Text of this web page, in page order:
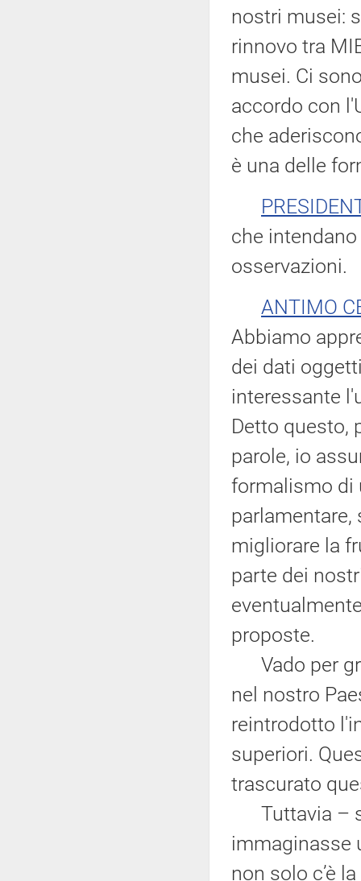
nostri musei:
rinnovo tra
musei. Ci
accordo con
che
è una delle
che
osservazioni.
ANTIMO
Abbiamo
dei dati
interessante
Detto questo,
parole, io
formalismo di
migliorare la
parte dei
proposte.
Vado per
nel nostro
reintrodotto
superiori.
trascurato
Tuttavia –
immaginasse
non solo c’è